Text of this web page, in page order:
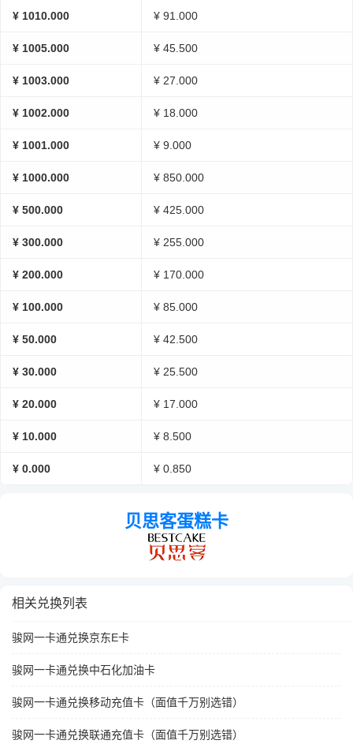
¥ 1010.000 ¥ 91.000
¥ 1005.000 ¥ 45.500
¥ 1003.000 ¥ 27.000
¥ 1002.000 ¥ 18.000
¥ 1001.000 ¥ 9.000
¥ 1000.000 ¥ 850.000
¥ 500.000 ¥ 425.000
¥ 300.000 ¥ 255.000
¥ 200.000 ¥ 170.000
¥ 100.000 ¥ 85.000
¥ 50.000 ¥ 42.500
¥ 30.000 ¥ 25.500
¥ 20.000 ¥ 17.000
¥ 10.000 ¥ 8.500
¥ 0.000 ¥ 0.850
贝思客蛋糕卡
相关兑换列表
骏网一卡通兑换京东E卡
骏网一卡通兑换中石化加油卡
骏网一卡通兑换移动充值卡（面值千万别选错）
骏网一卡通兑换联通充值卡（面值千万别选错）